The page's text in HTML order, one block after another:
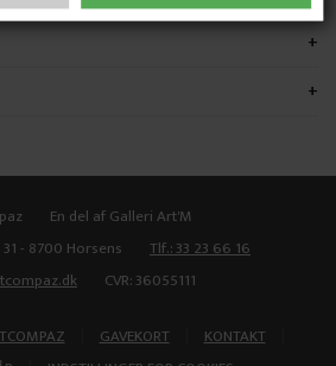
En del af Galleri Art'M
- 8700 Horsens
Tlf.: 33 23 66 16
CVR: 36055111
GAVEKORT KONTAKT